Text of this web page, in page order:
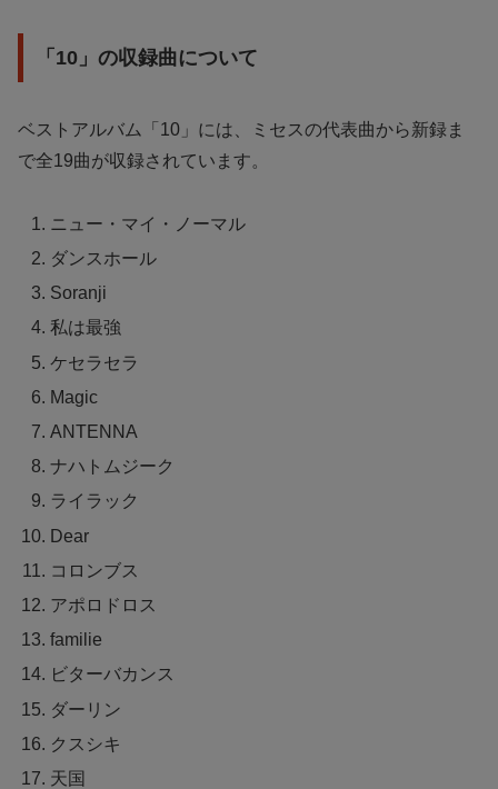
「10」の収録曲について
ベストアルバム「10」には、ミセスの代表曲から新録ま
で全19曲が収録されています。
ニュー・マイ・ノーマル
ダンスホール
Soranji
私は最強
ケセラセラ
Magic
ANTENNA
ナハトムジーク
ライラック
Dear
コロンブス
アポロドロス
familie
ビターバカンス
ダーリン
クスシキ
天国